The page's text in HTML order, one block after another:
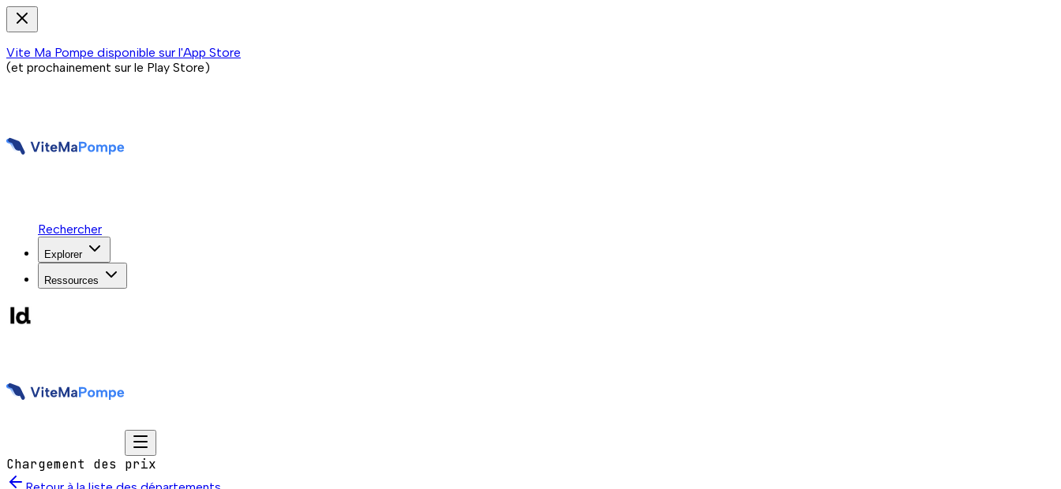
Vite Ma Pompe disponible sur l'App Store
(et prochainement sur le Play Store)
Rechercher
Explorer
Ressources
Chargement des prix